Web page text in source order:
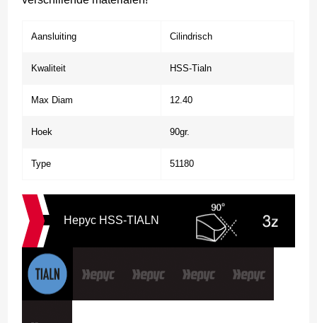
Aansluiting Cilindrisch
Kwaliteit HSS-Tialn
Max Diam 12.40
Hoek 90gr.
Type 51180
Hepyc HSS-TIALN